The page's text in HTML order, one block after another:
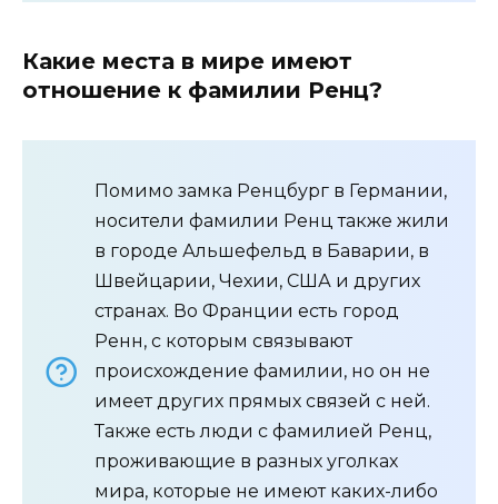
Какие места в мире имеют
отношение к фамилии Ренц?
Помимо замка Ренцбург в Германии,
носители фамилии Ренц также жили
в городе Альшефельд в Баварии, в
Швейцарии, Чехии, США и других
странах. Во Франции есть город
Ренн, с которым связывают
происхождение фамилии, но он не
имеет других прямых связей с ней.
Также есть люди с фамилией Ренц,
проживающие в разных уголках
мира, которые не имеют каких-либо